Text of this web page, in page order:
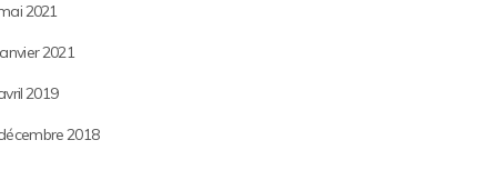
2021
2021
2019
2018